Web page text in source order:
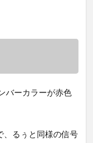
バーカラーが赤色
、るぅと同様の信号